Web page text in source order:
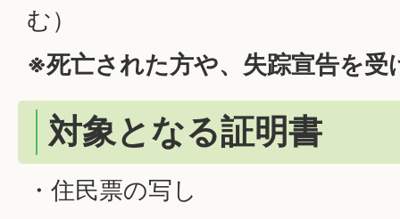
む）
※死亡された方や、失踪宣告を受
対象となる証明書
・住民票の写し